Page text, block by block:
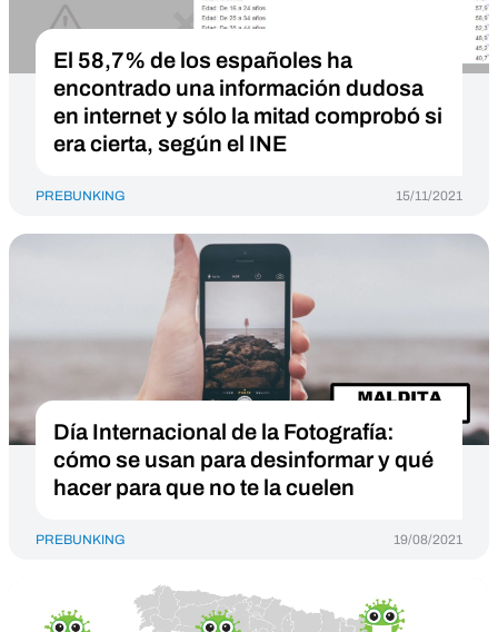
El 58,7% de los españoles ha
encontrado una información dudosa
en internet y sólo la mitad comprobó si
era cierta, según el INE
PREBUNKING 15/11/2021
Día Internacional de la Fotografía:
cómo se usan para desinformar y qué
hacer para que no te la cuelen
PREBUNKING 19/08/2021